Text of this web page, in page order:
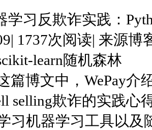
学习反欺诈实践：
1737次阅读| 来源博
learn随机森林
篇博文中，WePay介
selling欺诈的实践心
习机器学习工具以及